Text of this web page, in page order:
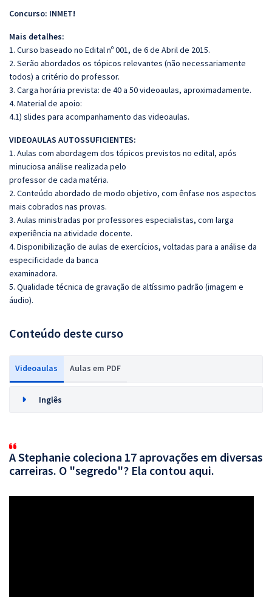
Concurso: INMET!
Mais detalhes:
1. Curso baseado no Edital nº 001, de 6 de Abril de 2015.
2. Serão abordados os tópicos relevantes (não necessariamente
todos) a critério do professor.
3. Carga horária prevista: de 40 a 50 videoaulas, aproximadamente.
4. Material de apoio:
4.1) slides para acompanhamento das videoaulas.
VIDEOAULAS AUTOSSUFICIENTES:
1. Aulas com abordagem dos tópicos previstos no edital, após
minuciosa análise realizada pelo
professor de cada matéria.
2. Conteúdo abordado de modo objetivo, com ênfase nos aspectos
mais cobrados nas provas.
3. Aulas ministradas por professores especialistas, com larga
experiência na atividade docente.
4. Disponibilização de aulas de exercícios, voltadas para a análise da
especificidade da banca
examinadora.
5. Qualidade técnica de gravação de altíssimo padrão (imagem e
áudio).
Conteúdo deste curso
Videoaulas Aulas em PDF
Inglês
A Stephanie coleciona 17 aprovações em diversas
carreiras. O "segredo"? Ela contou aqui.